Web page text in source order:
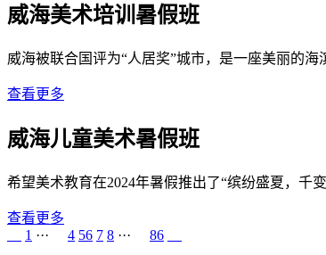
威海美术培训暑假班
威海被联合国评为“人居奖”城市，是一座美丽的
查看更多
威海儿童美术暑假班
希望美术教育在2024年暑假推出了“缤纷盛夏，千
查看更多
1 ··· 4 56 7 8 ··· 86